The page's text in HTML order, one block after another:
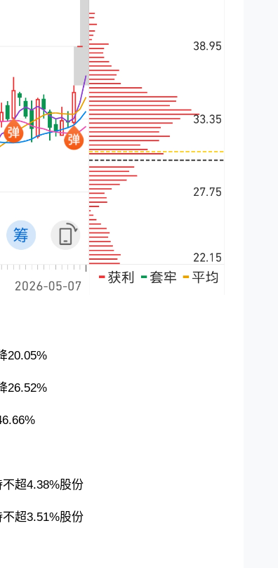
20.05%
26.52%
超4.38%股份
超3.51%股份